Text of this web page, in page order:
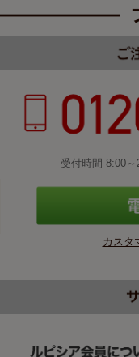
受付時間 8:00～
カスタ